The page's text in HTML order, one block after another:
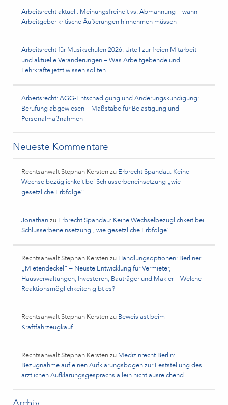
Arbeitsrecht aktuell: Meinungsfreiheit vs. Abmahnung – wann
Arbeitgeber kritische Äußerungen hinnehmen müssen
Arbeitsrecht für Musikschulen 2026: Urteil zur freien Mitarbeit
und aktuelle Veränderungen – Was Arbeitgebende und
Lehrkräfte jetzt wissen sollten
Arbeitsrecht: AGG-Entschädigung und Änderungskündigung:
Berufung abgewiesen – Maßstäbe für Belästigung und
Personalmaßnahmen
Neueste Kommentare
Rechtsanwalt Stephan Kersten zu Erbrecht Spandau: Keine
Wechselbezüglichkeit bei Schlusserbeneinsetzung „wie
gesetzliche Erbfolge“
Jonathan zu Erbrecht Spandau: Keine Wechselbezüglichkeit bei
Schlusserbeneinsetzung „wie gesetzliche Erbfolge“
Rechtsanwalt Stephan Kersten zu Handlungsoptionen: Berliner
„Mietendeckel“ – Neuste Entwicklung für Vermieter,
Hausverwaltungen, Investoren, Bauträger und Makler – Welche
Reaktionsmöglichkeiten gibt es?
Rechtsanwalt Stephan Kersten zu Beweislast beim
Kraftfahrzeugkauf
Rechtsanwalt Stephan Kersten zu Medizinrecht Berlin:
Bezugnahme auf einen Aufklärungsbogen zur Feststellung des
ärztlichen Aufklärungsgesprächs allein nicht ausreichend